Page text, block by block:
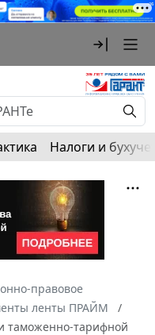
Налоги и
правовое
ленты ПРАЙМ
таможенно-тарифной